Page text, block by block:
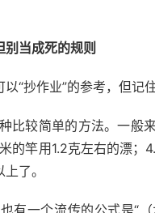
当成死的规则
“抄作业”的参考，但记
比较简单的方法。一般
的竿用1.2克左右的漂；
了。
也有一个流传的公式是“